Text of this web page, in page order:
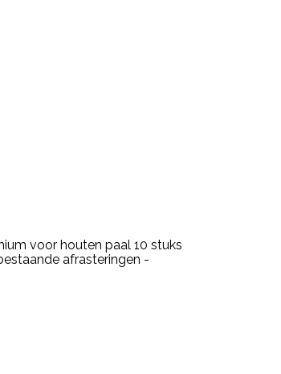
voor houten paal 10 stuks
afrasteringen -